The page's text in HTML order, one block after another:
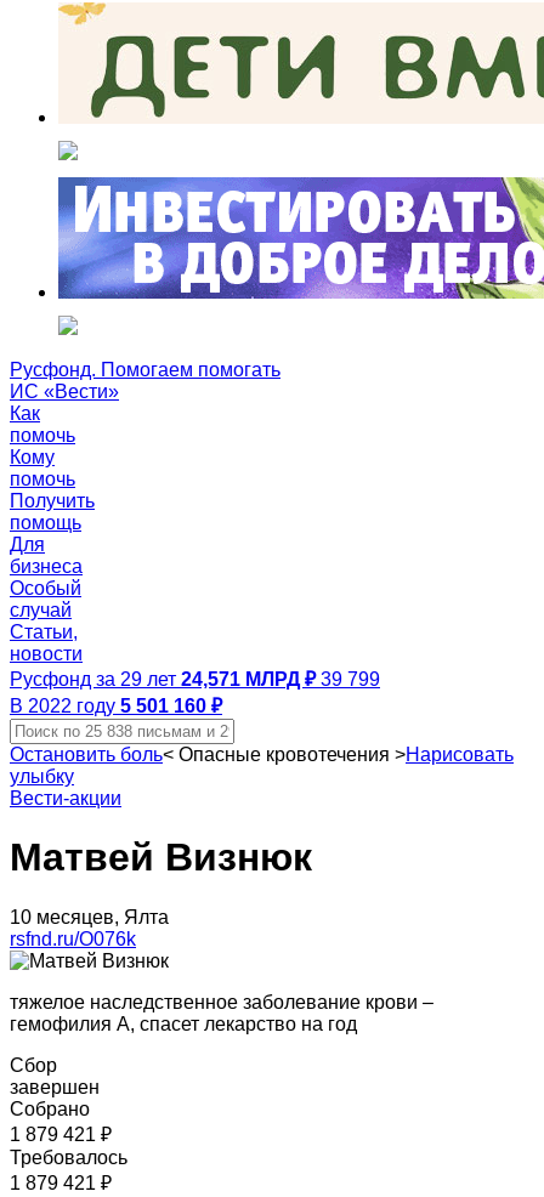
Русфонд. Помогаем помогать
ИС «Вести»
Как
помочь
Кому
помочь
Получить
помощь
Для
бизнеса
Особый
случай
Статьи,
новости
Русфонд за 29 лет 24,571 МЛРД ₽ 39 799
В 2022 году 5 501 160 ₽
Остановить боль< Опасные кровотечения >Нарисовать
улыбку
Вести-акции
Матвей Визнюк
10 месяцев, Ялта
rsfnd.ru/O076k
тяжелое наследственное заболевание крови –
гемофилия А, спасет лекарство на год
Сбор
завершен
Собрано
1 879 421 ₽
Требовалось
1 879 421 ₽